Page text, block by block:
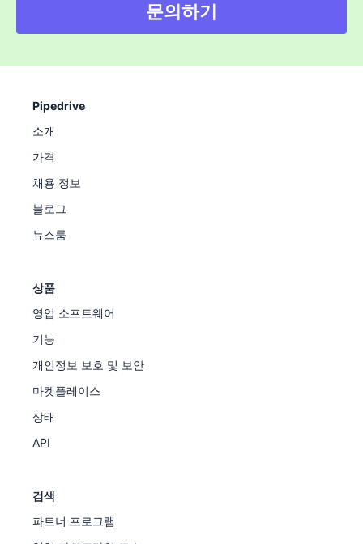
문의하기
Pipedrive
소개
가격
채용 정보
블로그
뉴스룸
상품
영업 소프트웨어
기능
개인정보 보호 및 보안
마켓플레이스
상태
API
검색
파트너 프로그램